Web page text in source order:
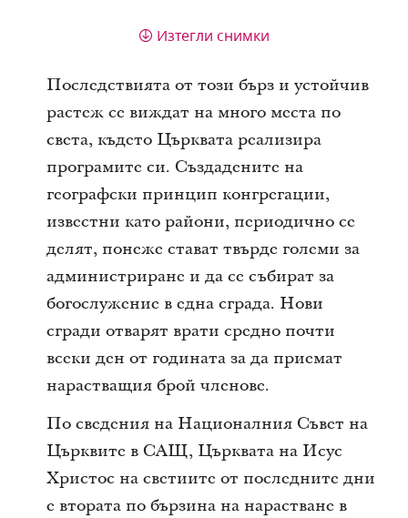
Изтегли снимки
Последствията от този бърз и устойчив
растеж се виждат на много места по
света, където Църквата реализира
програмите си. Създадените на
географски принцип конгрегации,
известни като райони, периодично се
делят, понеже стават твърде големи за
администриране и да се събират за
богослужение в една сграда. Нови
сгради отварят врати средно почти
всеки ден от годината за да приемат
нарастващия брой членове.
По сведения на Националния Съвет на
Църквите в САЩ, Църквата на Исус
Христос на светиите от последните дни
е втората по бързина на нарастване в